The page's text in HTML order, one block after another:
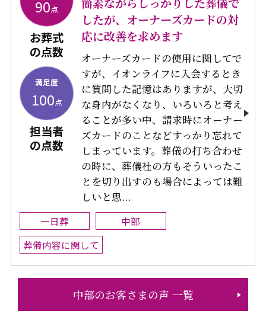
90点
お葬式
の点数
満足度
100点
担当者
の点数
したが、オーナーズカードの対
応に改善を求めます
オーナーズカードの使用に関してで
すが、イオンライフに入会するとき
に質問した記憶はありますが、大切
な身内がなくなり、いろいろと考え
ることが多い中、請求時にオーナー
ズカードのことなどすっかり忘れて
しまっています。葬儀の打ち合わせ
の時に、葬儀社の方もそういったこ
とを切り出すのも場合によっては難
しいと思...
一日葬
中部
葬儀内容に関して
中部のお客さまの声 一覧